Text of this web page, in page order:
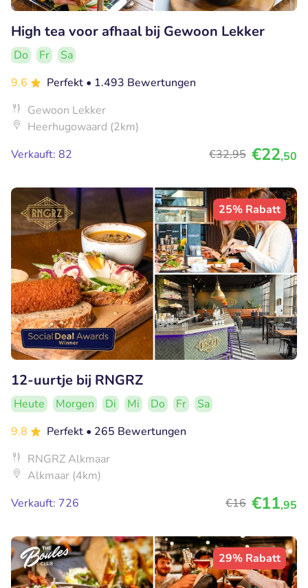
High tea voor afhaal bij Gewoon Lekker
Do Fr
Sa
9.6
Perfekt • 1.493 Bewertungen
Gewoon Lekker
Heerhugowaard (2km)
Verkauft: 82
€32,95 €22,50
25% Rabatt
12-uurtje bij RNGRZ
Heute Morgen Di Mi Do Fr
Sa
9.8
Perfekt • 265 Bewertungen
RNGRZ Alkmaar
Alkmaar (4km)
Verkauft: 726
€16 €11,95
29% Rabatt